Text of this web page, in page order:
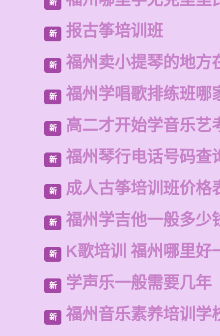
新
新 报古筝培训班
新 福州卖小提琴的地方
新 福州学唱歌排练班哪
新 高二才开始学音乐艺
新 福州琴行电话号码查
新 成人古筝培训班价格
新 福州学吉他一般多少
新 K歌培训 福州哪里好
新 学声乐一般需要几年
新 福州音乐素养培训学